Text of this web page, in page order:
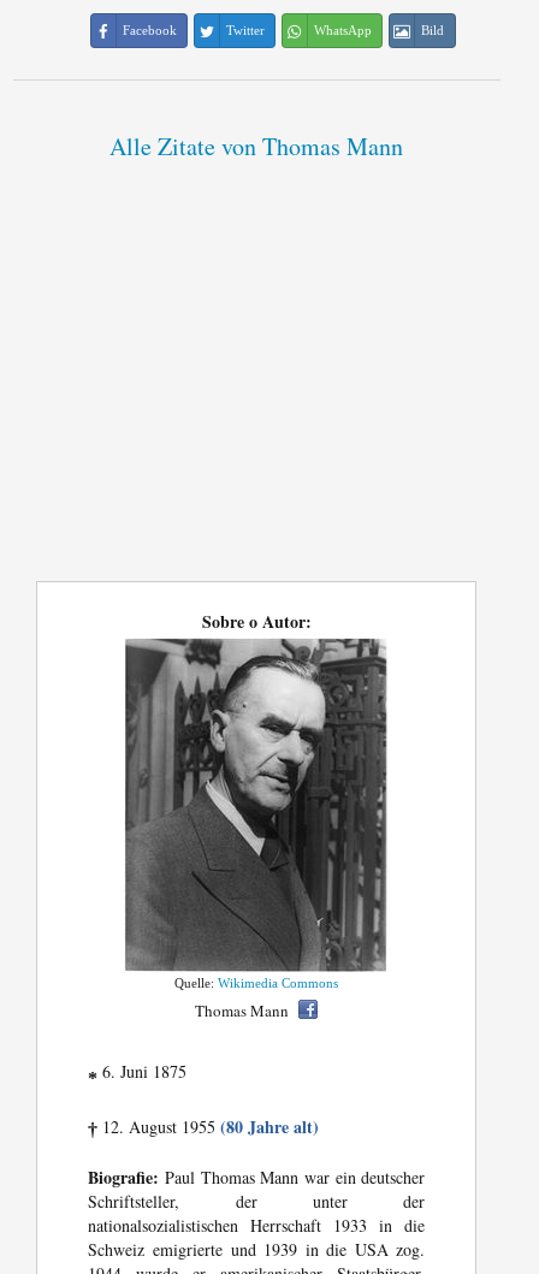
Facebook Twitter WhatsApp Bild
Alle Zitate von Thomas Mann
Sobre o Autor:
Quelle:Wikimedia Commons
Thomas Mann
* 6. Juni 1875
† 12. August 1955(80 Jahre alt)
Biografie: Paul Thomas Mann war ein deutscher
Schriftsteller, der unter der
nationalsozialistischen Herrschaft 1933 in die
Schweiz emigrierte und 1939 in die USA zog.